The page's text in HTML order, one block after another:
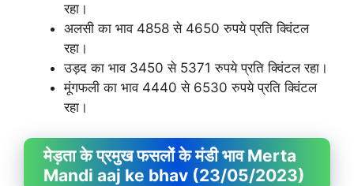
रहा।
अलसी का भाव 4858 से 4650 रुपये प्रति क्विंटल
रहा।
उड़द का भाव 3450 से 5371 रुपये प्रति क्विंटल रहा।
मूंगफली का भाव 4440 से 6530 रुपये प्रति क्विंटल
रहा।
मेड़ता के प्रमुख फसलों के मंडी भाव Merta
Mandi aaj ke bhav (23/05/2023)